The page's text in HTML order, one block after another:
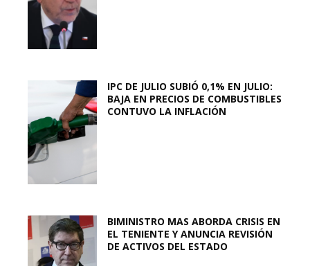
IPC DE JULIO SUBIÓ 0,1% EN JULIO:
BAJA EN PRECIOS DE COMBUSTIBLES
CONTUVO LA INFLACIÓN
BIMINISTRO MAS ABORDA CRISIS EN
EL TENIENTE Y ANUNCIA REVISIÓN
DE ACTIVOS DEL ESTADO